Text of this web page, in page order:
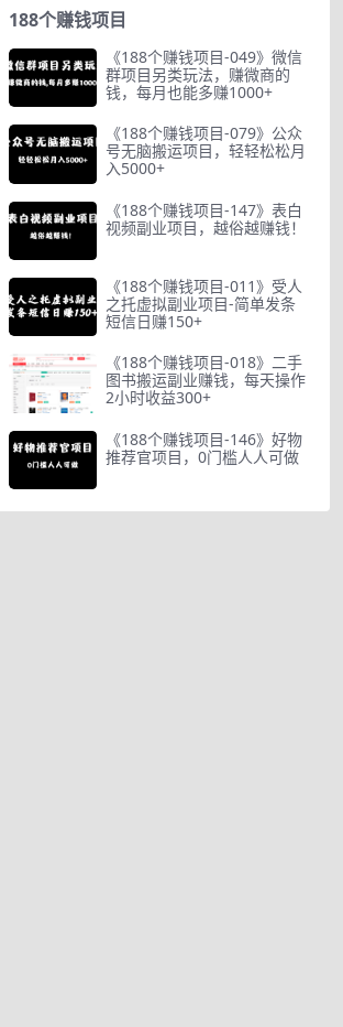
188个赚钱项目
《188个赚钱项目-049》微信
群项目另类玩法，赚微商的
钱，每月也能多赚1000+
《188个赚钱项目-079》公众
号无脑搬运项目，轻轻松松月
入5000+
《188个赚钱项目-147》表白
视频副业项目，越俗越赚钱！
《188个赚钱项目-011》受人
之托虚拟副业项目-简单发条
短信日赚150+
《188个赚钱项目-018》二手
图书搬运副业赚钱，每天操作
2小时收益300+
《188个赚钱项目-146》好物
推荐官项目，0门槛人人可做